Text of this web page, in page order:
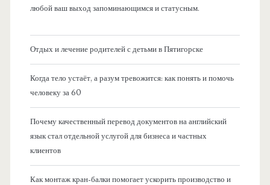
любой ваш выход запоминающимся и статусным.
Отдых и лечение родителей с детьми в Пятигорске
Когда тело устаёт, а разум тревожится: как понять и помочь
человеку за 60
Почему качественный перевод документов на английский
язык стал отдельной услугой для бизнеса и частных
клиентов
Как монтаж кран-балки помогает ускорить производство и